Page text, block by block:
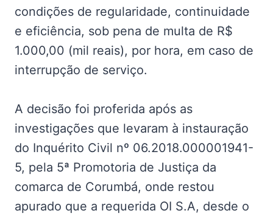
condições de regularidade, continuidade
e eficiência, sob pena de multa de R$
1.000,00 (mil reais), por hora, em caso de
interrupção de serviço.
A decisão foi proferida após as
investigações que levaram à instauração
do Inquérito Civil nº 06.2018.000001941-
5, pela 5ª Promotoria de Justiça da
comarca de Corumbá, onde restou
apurado que a requerida OI S.A, desde o